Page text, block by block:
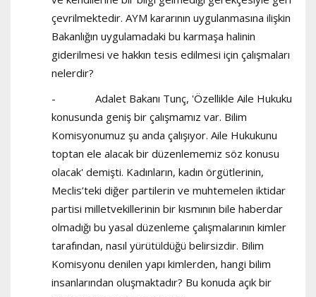
çevrilmektedir. AYM kararının uygulanmasına ilişkin
Bakanlığın uygulamadaki bu karmaşa halinin
giderilmesi ve hakkın tesis edilmesi için çalışmaları
nelerdir?
- Adalet Bakanı Tunç, 'Özellikle Aile Hukuku
konusunda geniş bir çalışmamız var. Bilim
Komisyonumuz şu anda çalışıyor. Aile Hukukunu
toptan ele alacak bir düzenlememiz söz konusu
olacak' demişti. Kadınların, kadın örgütlerinin,
Meclis’teki diğer partilerin ve muhtemelen iktidar
partisi milletvekillerinin bir kısmının bile haberdar
olmadığı bu yasal düzenleme çalışmalarının kimler
tarafından, nasıl yürütüldüğü belirsizdir. Bilim
Komisyonu denilen yapı kimlerden, hangi bilim
insanlarından oluşmaktadır? Bu konuda açık bir